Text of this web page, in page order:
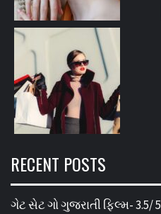
RECENT POSTS
ગેટ સેટ ગો ગુજરાતી ફિલ્મ- 3.5/ 5